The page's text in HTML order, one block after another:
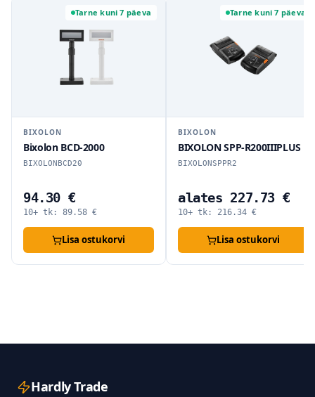
Tarne kuni 7 päeva
BIXOLON
Bixolon BCD-2000
BIXOLONBCD20
94.30 €
10+ tk: 89.58 €
Lisa ostukorvi
Tarne kuni 7 päeva
BIXOLON
BIXOLON SPP-R200IIIPLUS
BIXOLONSPPR2
alates 227.73 €
10+ tk: 216.34 €
Lisa ostukorvi
Hardly Trade